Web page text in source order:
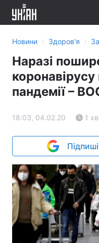
Новини › Здоров'я ›
Наразі
коронавірусу
пандемії –
18:03, 04.02.20 1